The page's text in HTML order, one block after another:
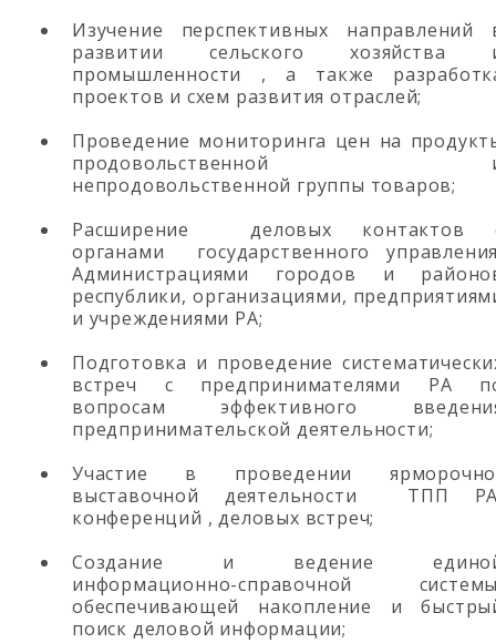
Изучение перспективных направлений
развитии сельского хозяйства
промышленности , а также
проектов и схем развития отраслей;
Проведение мониторинга цен на
продовольственной
непродовольственной группы товаров;
Расширение деловых контактов
органами государственного
Администрациями городов и
республики, организациями,
и учреждениями РА;
Подготовка и проведение
встреч с предпринимателями РА
вопросам эффективного
предпринимательской деятельности;
Участие в проведении
выставочной деятельности ТПП
конференций , деловых встреч;
Создание и ведение
информационно-справочной
обеспечивающей накопление и
поиск деловой информации;